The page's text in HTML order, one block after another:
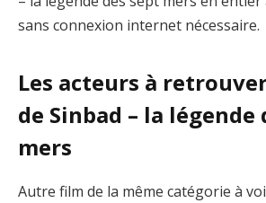
sans connexion internet nécessaire.
Les acteurs à
de Sinbad – la légende
mers
Autre film de la même catégorie à